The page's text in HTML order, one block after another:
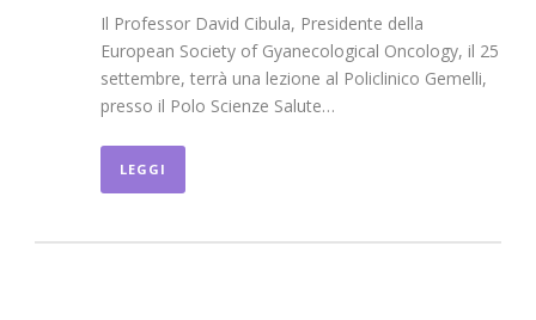
Il Professor David Cibula, Presidente della
European Society of Gyanecological Oncology, il 25
settembre, terrà una lezione al Policlinico Gemelli,
presso il Polo Scienze Salute…
LEGGI